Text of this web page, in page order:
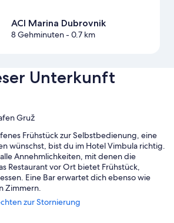
ACI Marina Dubrovnik
8 Gehminuten- 0.7 km
Unterkunft
Gruž
Frühstück zur Selbstbedienung, eine
wünschst, bist du im Hotel Vimbula richtig.
Annehmlichkeiten, mit denen die
Restaurant vor Ort bietet Frühstück,
Eine Bar erwartet dich ebenso wie
Zimmern.
Hotel sind:zur Stornierung